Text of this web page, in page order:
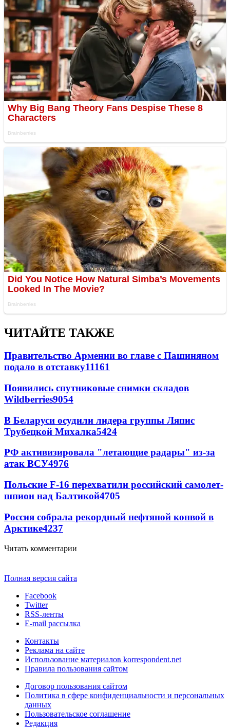
ЧИТАЙТЕ ТАКЖЕ
Правительство Армении во главе с Пашиняном
подало в отставку11161
Появились спутниковые снимки складов
Wildberries9054
В Беларуси осудили лидера группы Ляпис
Трубецкой Михалка5424
РФ активизировала "летающие радары" из-за
атак ВСУ4976
Польские F-16 перехватили российский самолет-
шпион над Балтикой4705
Россия собрала рекордный нефтяной конвой в
Арктике4237
Читать комментарии
Полная версия сайта
Facebook
Twitter
RSS-ленты
E-mail рассылка
Контакты
Реклама на сайте
Использование материалов korrespondent.net
Правила пользования сайтом
Договор пользования сайтом
Политика в сфере конфиденциальности и персональных
данных
Пользовательское соглашение
Редакция